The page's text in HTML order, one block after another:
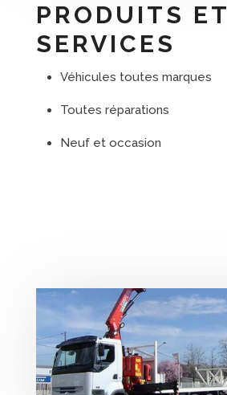
PRODUITS ET
SERVICES
Véhicules toutes marques
Toutes réparations
Neuf et occasion